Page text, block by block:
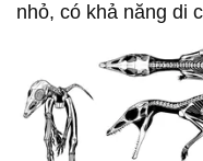
nhỏ, có khả năng di